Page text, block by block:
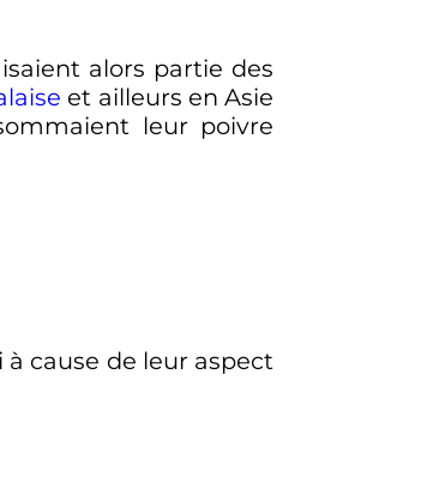
alors partie des
et ailleurs en Asie
leur poivre
cause de leur aspect